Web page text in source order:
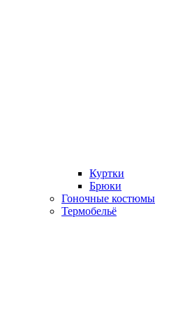
Куртки
Брюки
Гоночные костюмы
Термобельё